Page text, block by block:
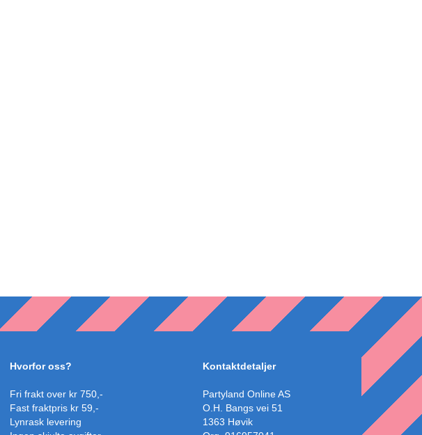
Hvorfor oss?
Fri frakt over kr 750,-
Fast fraktpris kr 59,-
Lynrask levering
Kontaktdetaljer
Partyland Online AS
O.H. Bangs vei 51
1363 Høvik